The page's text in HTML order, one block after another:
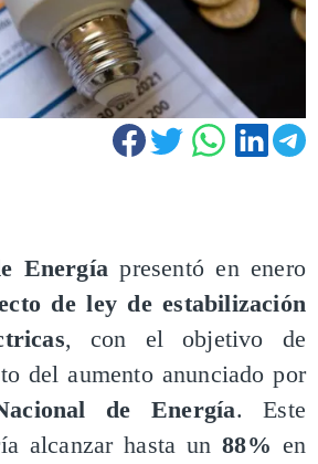
Energía presentó en enero
de ley de estabilización
, con el objetivo de
del aumento anunciado por
de Energía. Este
alcanzar hasta un88% en